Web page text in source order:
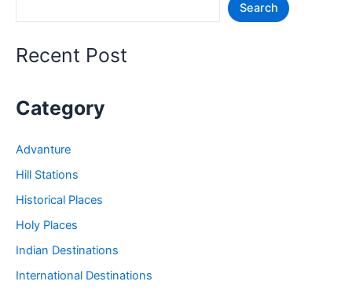
in
Search
Recent Post
Category
Advanture
Hill Stations
Historical Places
Holy Places
Indian Destinations
International Destinations